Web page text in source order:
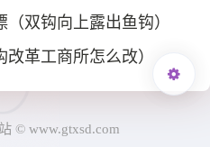
双钩向上露出鱼钩）
革工商所怎么改）
© www.gtxsd.com